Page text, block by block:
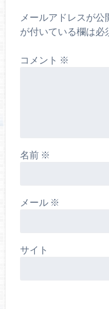
メールアドレスが公
が付いている欄は必
コメント ※
名前 ※
メール ※
サイト